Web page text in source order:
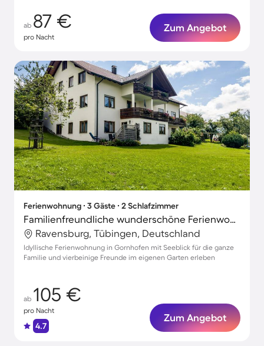
ab 87 €
pro Nacht
Zum Angebot
Ferienwohnung ∙ 3 Gäste ∙ 2 Schlafzimmer
Familienfreundliche wunderschöne Ferienwohnung mit Garten, Grill und Terrasse | Haustiere sind willkommen
Ravensburg, Tübingen, Deutschland
Idyllische Ferienwohnung in Gornhofen mit Seeblick für die ganze
Familie und vierbeinige Freunde im eigenen Garten erleben
ab 105 €
pro Nacht
4.7
Zum Angebot